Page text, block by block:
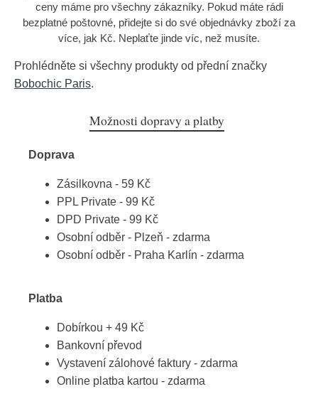
ceny máme pro všechny zákazníky. Pokud máte rádi
bezplatné poštovné, přidejte si do své objednávky zboží za
více, jak Kč. Neplaťte jinde víc, než musíte.
Prohlédněte si všechny produkty od přední značky
Bobochic Paris.
Možnosti dopravy a platby
Doprava
Zásilkovna - 59 Kč
PPL Private - 99 Kč
DPD Private - 99 Kč
Osobní odběr - Plzeň - zdarma
Osobní odběr - Praha Karlín - zdarma
Platba
Dobírkou + 49 Kč
Bankovní převod
Vystavení zálohové faktury - zdarma
Online platba kartou - zdarma